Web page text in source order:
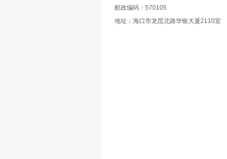
邮政编码：570105
地址：海口市龙昆北路华银大厦2110室